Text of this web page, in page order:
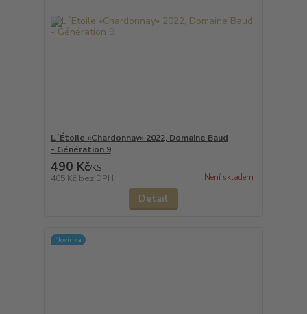
L´Étoile «Chardonnay» 2022, Domaine Baud
- Génération 9
490 Kč/KS
405 Kč bez DPH Není skladem
Detail
Novinka